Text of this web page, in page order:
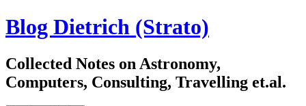
Blog Dietrich (Strato)
Collected Notes on Astronomy,
Computers, Consulting, Travelling et.al.